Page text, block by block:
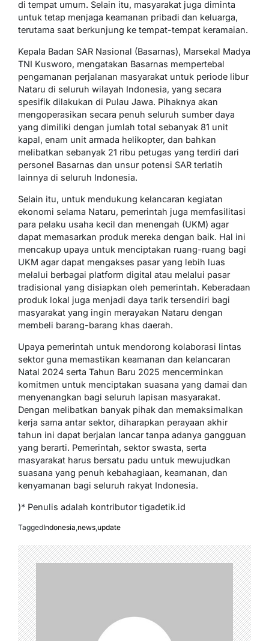
di tempat umum. Selain itu, masyarakat juga diminta
untuk tetap menjaga keamanan pribadi dan keluarga,
terutama saat berkunjung ke tempat-tempat keramaian.
Kepala Badan SAR Nasional (Basarnas), Marsekal Madya
TNI Kusworo, mengatakan Basarnas mempertebal
pengamanan perjalanan masyarakat untuk periode libur
Nataru di seluruh wilayah Indonesia, yang secara
spesifik dilakukan di Pulau Jawa. Pihaknya akan
mengoperasikan secara penuh seluruh sumber daya
yang dimiliki dengan jumlah total sebanyak 81 unit
kapal, enam unit armada helikopter, dan bahkan
melibatkan sebanyak 21 ribu petugas yang terdiri dari
personel Basarnas dan unsur potensi SAR terlatih
lainnya di seluruh Indonesia.
Selain itu, untuk mendukung kelancaran kegiatan
ekonomi selama Nataru, pemerintah juga memfasilitasi
para pelaku usaha kecil dan menengah (UKM) agar
dapat memasarkan produk mereka dengan baik. Hal ini
mencakup upaya untuk menciptakan ruang-ruang bagi
UKM agar dapat mengakses pasar yang lebih luas
melalui berbagai platform digital atau melalui pasar
tradisional yang disiapkan oleh pemerintah. Keberadaan
produk lokal juga menjadi daya tarik tersendiri bagi
masyarakat yang ingin merayakan Nataru dengan
membeli barang-barang khas daerah.
Upaya pemerintah untuk mendorong kolaborasi lintas
sektor guna memastikan keamanan dan kelancaran
Natal 2024 serta Tahun Baru 2025 mencerminkan
komitmen untuk menciptakan suasana yang damai dan
menyenangkan bagi seluruh lapisan masyarakat.
Dengan melibatkan banyak pihak dan memaksimalkan
kerja sama antar sektor, diharapkan perayaan akhir
tahun ini dapat berjalan lancar tanpa adanya gangguan
yang berarti. Pemerintah, sektor swasta, serta
masyarakat harus bersatu padu untuk mewujudkan
suasana yang penuh kebahagiaan, keamanan, dan
kenyamanan bagi seluruh rakyat Indonesia.
)* Penulis adalah kontributor tigadetik.id
TaggedIndonesia,news,update